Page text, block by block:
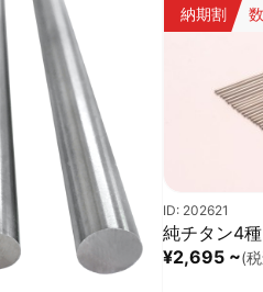
納期割
ID: 202621
純チタン4
¥2,695 ~(